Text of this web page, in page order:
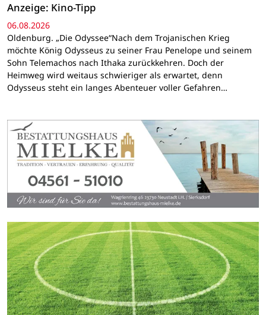
Anzeige: Kino-Tipp
06.08.2026
Oldenburg. „Die Odyssee“Nach dem Trojanischen Krieg
möchte König Odysseus zu seiner Frau Penelope und seinem
Sohn Telemachos nach Ithaka zurückkehren. Doch der
Heimweg wird weitaus schwieriger als erwartet, denn
Odysseus steht ein langes Abenteuer voller Gefahren…